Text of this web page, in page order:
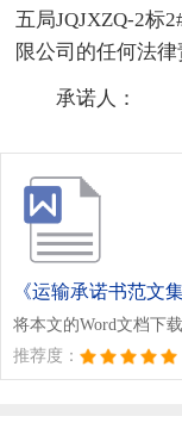
五局JQJXZQ-2标
限公司的任何法律
承诺人：
《运输承诺书范文
将本文的Word文档下
推荐度：